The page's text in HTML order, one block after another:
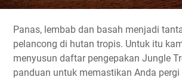
Panas, lembab dan basah menjadi
pelancong di hutan tropis. Untuk itu
menyusun daftar pengepakan Jungle
panduan untuk memastikan Anda